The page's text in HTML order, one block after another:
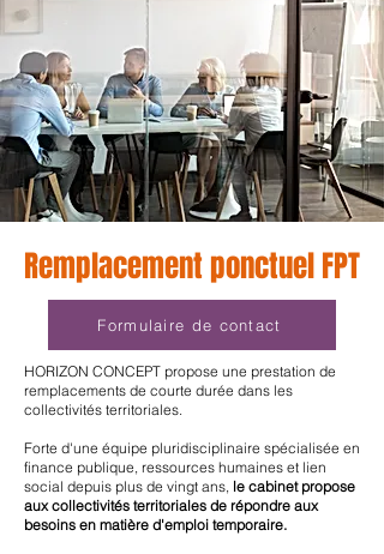
Remplacement ponctuel FPT
Formulaire de contact
HORIZON CONCEPT propose une prestation de
remplacements de courte durée dans les
collectivités territoriales.
Forte d'une équipe pluridisciplinaire spécialisée en
finance publique, ressources humaines et lien
social depuis plus de vingt ans, le cabinet propose
aux collectivités territoriales de répondre aux
besoins en matière d'emploi temporaire.